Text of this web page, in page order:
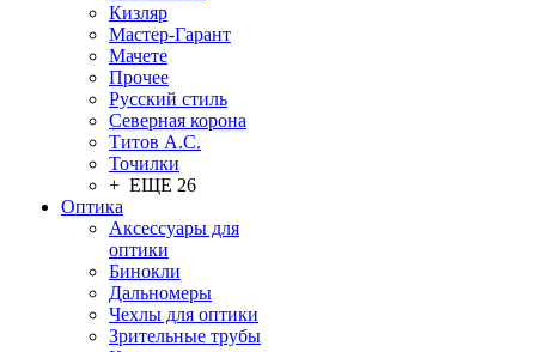
Кизляр
Мастер-Гарант
Мачете
Прочее
Русский стиль
Северная корона
Титов А.С.
Точилки
+ ЕЩЕ 26
Оптика
Аксессуары для
оптики
Бинокли
Дальномеры
Чехлы для оптики
Зрительные трубы